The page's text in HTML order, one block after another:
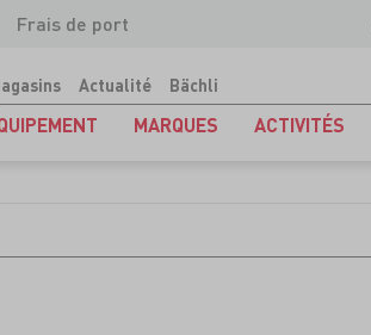
Frais de port
Actualité Bächli
MARQUES ACTIVITÉS